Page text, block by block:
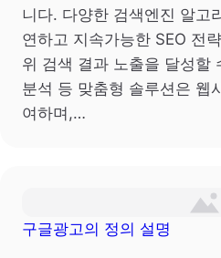
니다. 다양한 검색엔진 알고
연하고 지속가능한 SEO 전
위 검색 결과 노출을 달성할
분석 등 맞춤형 솔루션은 웹
여하며,…
구글광고의 정의 설명